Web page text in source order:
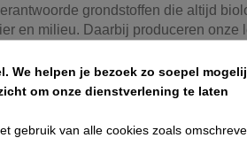
grondstoffen die altijd
en milieu. Daarbij produceren
We helpen je bezoek zo soepel
om onze dienstverlening te laten
gebruik van alle cookies zoals